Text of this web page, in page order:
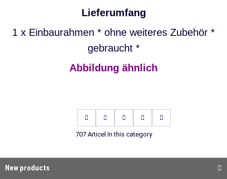
Lieferumfang
1 x Einbaurahmen * ohne weiteres Zubehör *
gebraucht *
Abbildung ähnlich
707 Articel In this category
New products